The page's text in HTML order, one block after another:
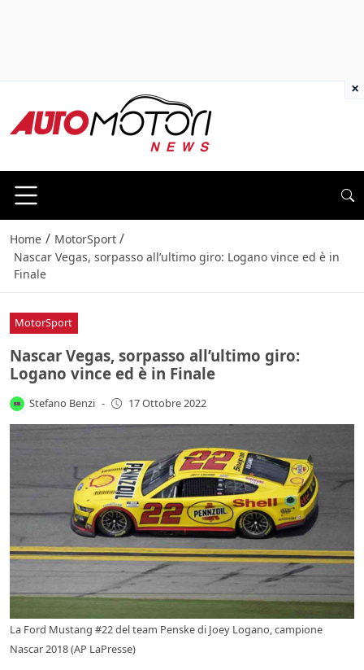
Home / MotorSport /
Nascar Vegas, sorpasso all’ultimo giro: Logano vince ed è in
Finale
MotorSport
Nascar Vegas, sorpasso all’ultimo giro:
Logano vince ed è in Finale
Stefano Benzi - 17 Ottobre 2022
La Ford Mustang #22 del team Penske di Joey Logano, campione
Nascar 2018 (AP LaPresse)
×